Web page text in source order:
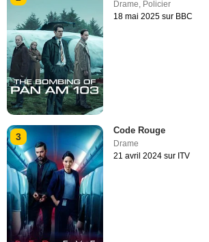
Drame, Policier
18 mai 2025 sur BBC
3
Code Rouge
Drame
21 avril 2024 sur ITV